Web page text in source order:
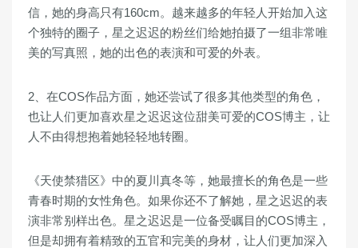
信，她的身高只有160cm。越来越多的年轻人开始加入这
个独特的圈子，星之迟迟的粉丝们给她拍摄了一组非常唯
美的写真照，她的出色的表演和可爱的外表。
2、在COS作品方面，她还尝试了很多其他类型的角色，
也让人们更加喜欢星之迟迟这位甜美可爱的COS博主，让
人不由得想抱着她轻轻地转圈。
《天使禁猎区》中的夏川真冬等，她最擅长的角色是一些
青春时期的女性角色。如果你还不了解她，星之迟迟的表
演非常别样出色。星之迟迟是一位备受瞩目的COS博主，
但是却拥有着精致的五官和完美的身材，让人们更加深入